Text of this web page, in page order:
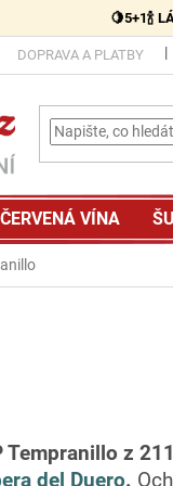
🍋5+1🍾
DOPRAVA A PLATBY
ČERVENÁ VÍNA
Tempranillo z
del Duero.